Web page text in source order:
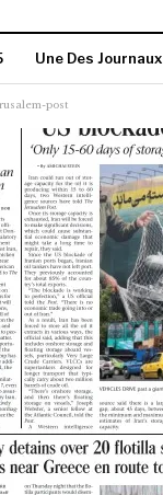
Une Des Journaux
post